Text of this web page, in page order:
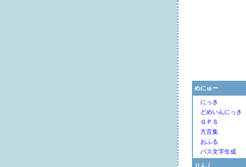
めにゅー
にっき
どめいんにっき
ＧＰＳ
方言集
おふる
パス文字生成
りんく